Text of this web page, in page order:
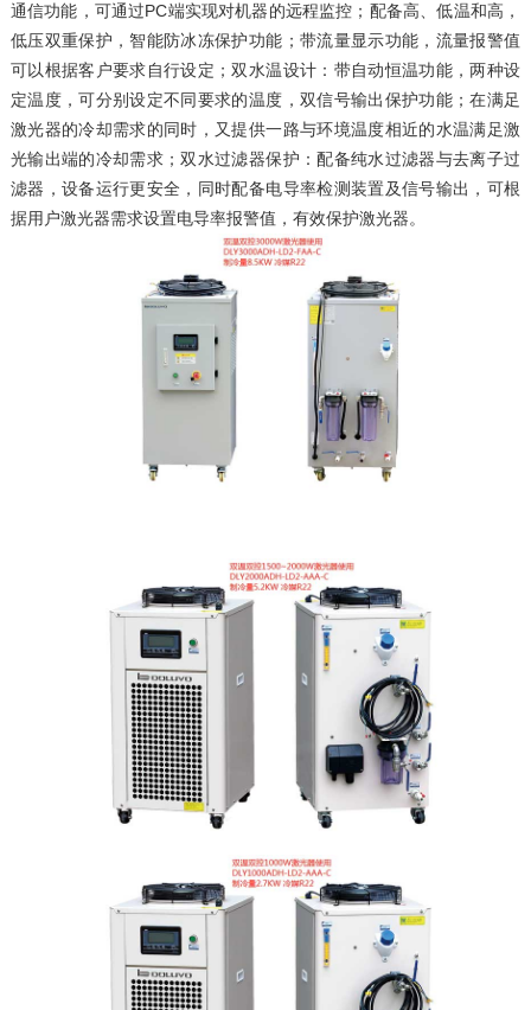
通信功能，可通过PC端实现对机器的远程监控； 配备高、低温和高，
低压双重保护，智能防冰冻保护功能； 带流量显示功能，流量报警值
可以根据客户要求自行设定；双水温设计：带自动恒温功能，两种设
定温度，可分别设定不同要求的温度，双信号输出保护功能；在满足
激光器的冷却需求的同时，又提供一路与环境温度相近的水温满足激
光输出端的冷却需求；双水过滤器保护：配备纯水过滤器与去离子过
滤器，设备运行更安全，同时配备电导率检测装置及信号输出，可根
据用户激光器需求设置电导率报警值，有效保护激光器。